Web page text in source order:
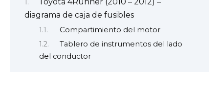
diagrama de caja de fusibles
Compartimiento del motor
Tablero de instrumentos del lado
del conductor